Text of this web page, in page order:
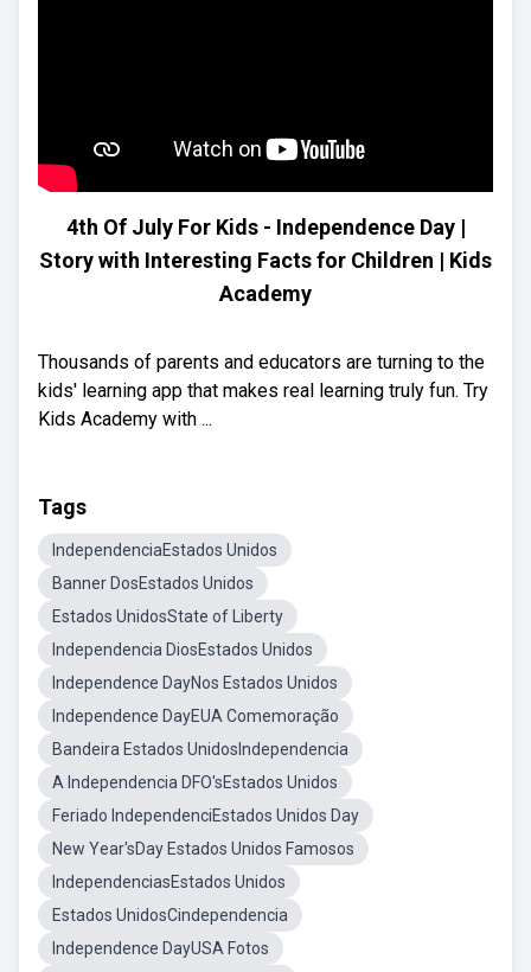
4th Of July For Kids - Independence Day |
Story with Interesting Facts for Children | Kids
Academy
Thousands of parents and educators are turning to the
kids' learning app that makes real learning truly fun. Try
Kids Academy with ...
Tags
IndependenciaEstados Unidos
Banner DosEstados Unidos
Estados UnidosState of Liberty
Independencia DiosEstados Unidos
Independence DayNos Estados Unidos
Independence DayEUA Comemoração
Bandeira Estados UnidosIndependencia
A Independencia DFO'sEstados Unidos
Feriado IndependenciEstados Unidos Day
New Year'sDay Estados Unidos Famosos
IndependenciasEstados Unidos
Estados UnidosCindependencia
Independence DayUSA Fotos